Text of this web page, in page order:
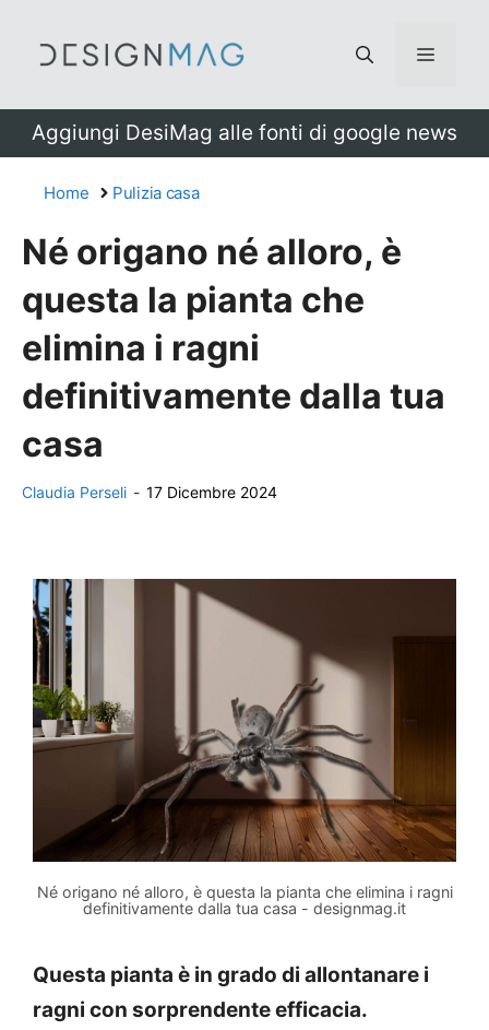
Menu
Aggiungi DesiMag alle fonti di google news
Home Pulizia casa
Né origano né alloro, è
questa la pianta che
elimina i ragni
definitivamente dalla tua
casa
Claudia Perseli - 17 Dicembre 2024
Né origano né alloro, è questa la pianta che elimina i ragni
definitivamente dalla tua casa - designmag.it
Questa pianta è in grado di allontanare i
ragni con sorprendente efficacia.